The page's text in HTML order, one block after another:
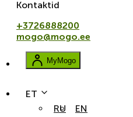
Kontaktid
+3726888200
mogo@mogo.ee
MyMogo
ET
RU
EN